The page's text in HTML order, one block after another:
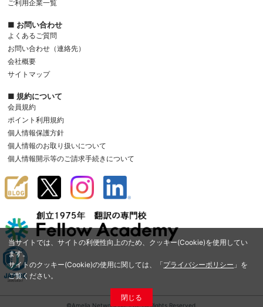
当サイトでは、サイトの利便性向上のため、クッキー(Cookie)を使用してい
ます。
サイトのクッキー(Cookie)の使用に関しては、「プライバシーポリシー 」を
ご覧ください。
閉じる
ご利用企業一覧
■ お問い合わせ
よくあるご質問
お問い合わせ（連絡先）
会社概要
サイトマップ
■ 規約について
会員規約
ポイント利用規約
個人情報保護方針
個人情報のお取り扱いについて
個人情報開示等のご請求手続きについて
©Amelia Network Co.,Ltd. All Rights Reserved.